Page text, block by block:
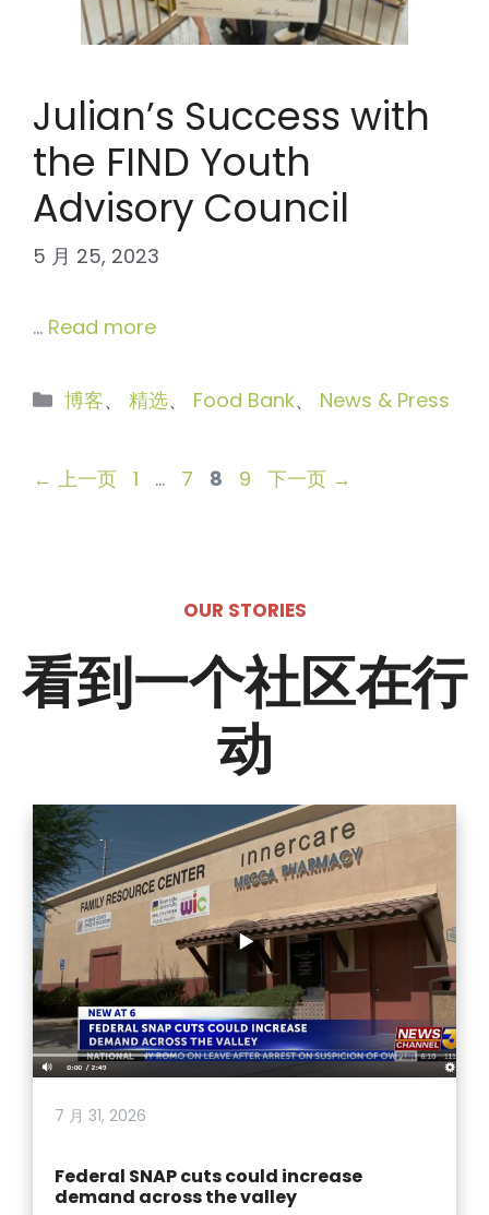
Julian’s Success with
the FIND Youth
Advisory Council
5 月 25, 2023
… Read more
分
博客、 精选、 Food Bank、 News & Press
← 上一页 页
1 …
页
7
页
8
页
9 下一页 →
OUR STORIES
看到一个社区在行
动
7 月 31, 2026
Federal SNAP cuts could increase
demand across the valley